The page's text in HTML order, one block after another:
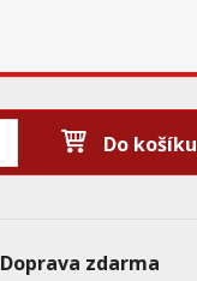
Do košíku
Doprava zdarma